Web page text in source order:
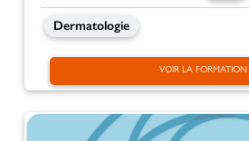
Dermatologie
VOIR LA FORMATION